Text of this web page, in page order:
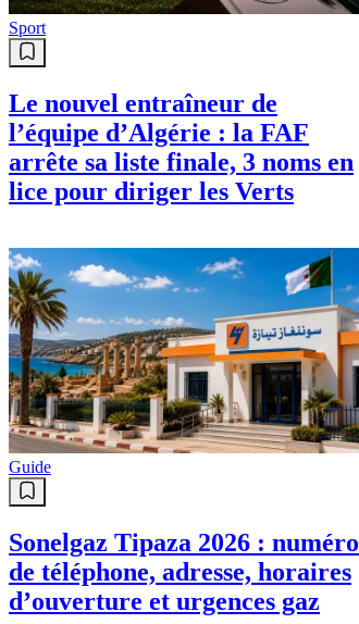
Sport
Le nouvel entraîneur de
l’équipe d’Algérie : la FAF
arrête sa liste finale, 3 noms en
lice pour diriger les Verts
Guide
Sonelgaz Tipaza 2026 : numéro
de téléphone, adresse, horaires
d’ouverture et urgences gaz